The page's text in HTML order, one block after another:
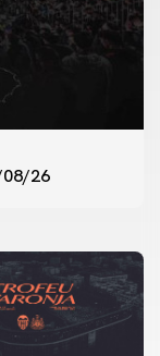
08/26
2026